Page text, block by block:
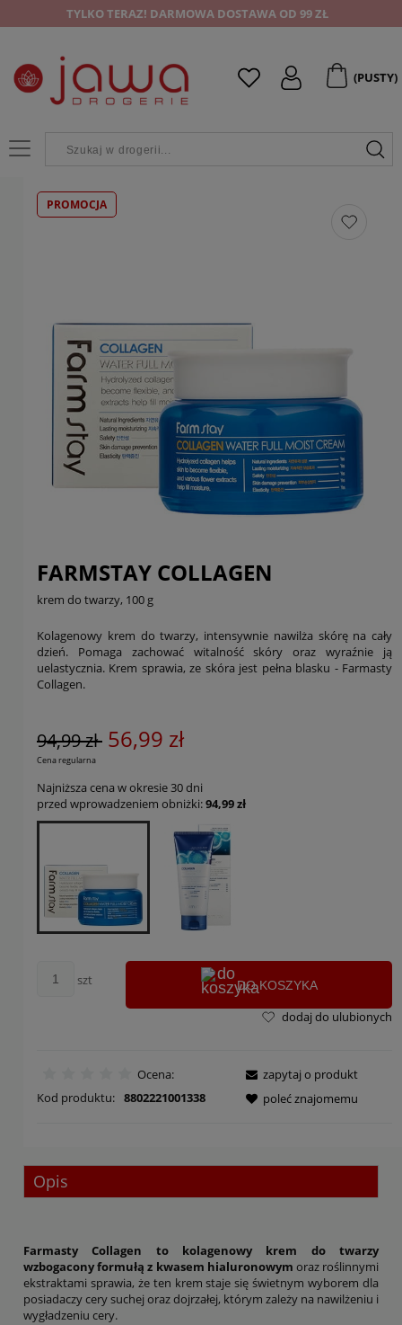
TYLKO TERAZ! DARMOWA DOSTAWA OD 99 ZŁ
(PUSTY)
PROMOCJA
FARMSTAY COLLAGEN
krem do twarzy, 100 g
Kolagenowy krem do twarzy, intensywnie nawilża skórę na cały
dzień. Pomaga zachować witalność skóry oraz wyraźnie ją
uelastycznia. Krem sprawia, ze skóra jest pełna blasku - Farmasty
Collagen.
94,99 zł
Cena regularna
56,99 zł
Najniższa cena w okresie 30 dni
przed wprowadzeniem obniżki:94,99 zł
szt DO KOSZYKA
dodaj do ulubionych
Ocena:
Kod produktu: 8802221001338
zapytaj o produkt
poleć znajomemu
Opis
Farmasty Collagen to kolagenowy krem do twarzy
wzbogacony formułą z kwasem hialuronowym oraz roślinnymi
ekstraktami sprawia, że ten krem staje się świetnym wyborem dla
posiadaczy cery suchej oraz dojrzałej, którym zależy na nawilżeniu i
wygładzeniu cery.